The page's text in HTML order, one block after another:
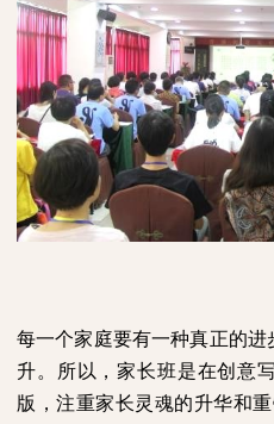
每一个家庭要有一种真正的
升。所以，家长班是在创意
版，注重家长灵魂的升华和